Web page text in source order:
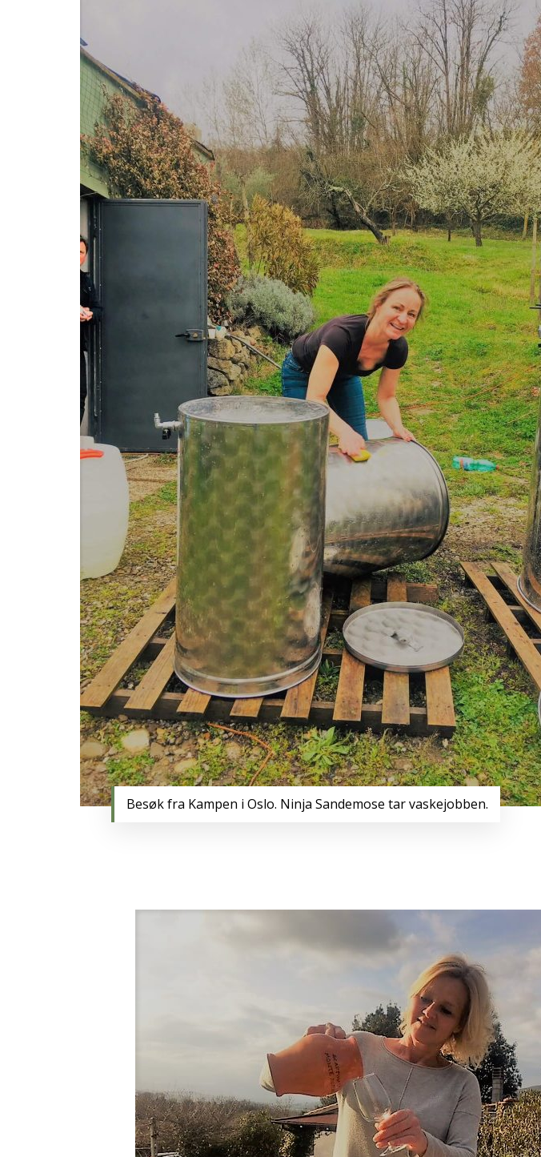
Besøk fra Kampen i Oslo. Ninja Sandemose tar vaskejobben.